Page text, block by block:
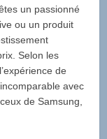
un passionné
ou un produit
Selon les
de
avec
de Samsung,